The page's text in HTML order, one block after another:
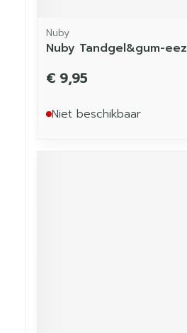
Nuby
Nuby Tandgel&gum-
€ 9,95
Niet beschikbaar